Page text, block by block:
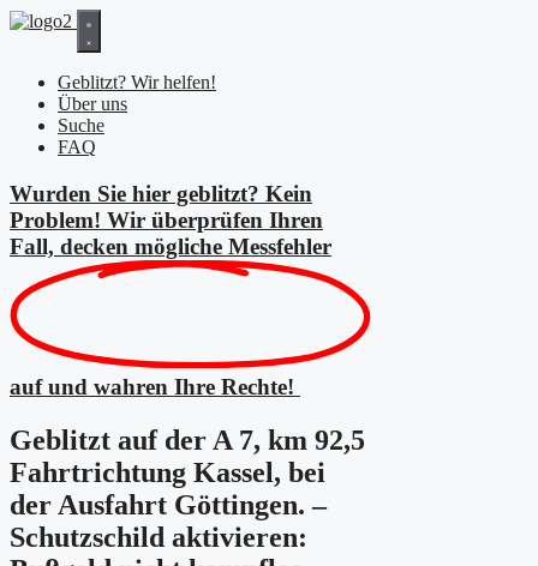
Zum
Geblitzt? Wir helfen!
Über uns
Suche
FAQ
Wurden Sie hier geblitzt? Kein
Problem! Wir überprüfen Ihren
Fall, decken mögliche Messfehler
auf und wahren Ihre Rechte!
Geblitzt auf der A 7, km 92,5
Fahrtrichtung Kassel, bei
der Ausfahrt Göttingen. –
Schutzschild aktivieren: